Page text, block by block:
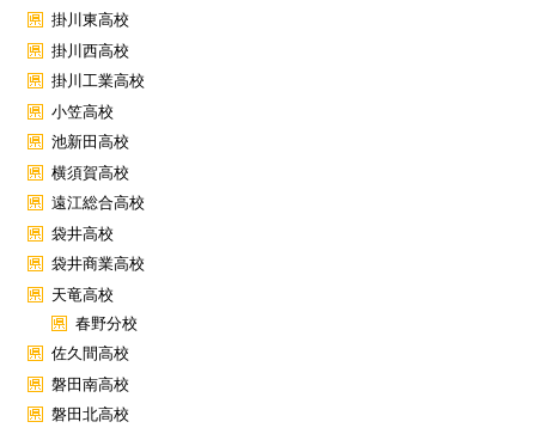
掛川東高校
掛川西高校
掛川工業高校
小笠高校
池新田高校
横須賀高校
遠江総合高校
袋井高校
袋井商業高校
天竜高校
春野分校
佐久間高校
磐田南高校
磐田北高校